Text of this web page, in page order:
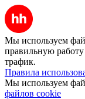
Мы используем
правильную работу
трафик.
Правила
Мы используем
файлов cookie